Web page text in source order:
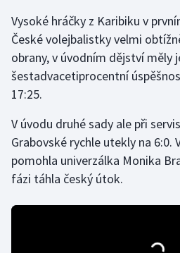
Judo
Krasobruslení
Lyže a snowboard
Moderní pětiboj
Vysoké hráčky z Karibiku v
České volejbalistky velmi
obrany, v úvodním dějství měly
šestadvacetiprocentní
17:25.
V úvodu druhé sady ale při
Grabovské rychle utekly na 6:0.
pomohla univerzálka Monika
fázi táhla český útok.